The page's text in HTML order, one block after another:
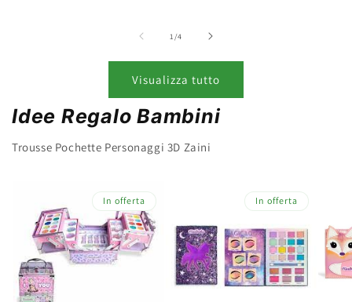
1/su
4
Visualizza tutto
Idee Regalo Bambini
Trousse Pochette Personaggi 3D Zaini
In offerta In offerta